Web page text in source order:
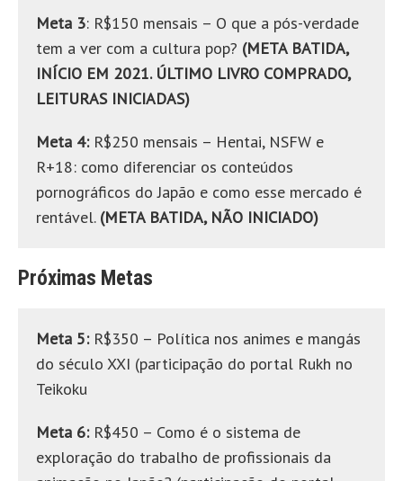
Meta 3: R$150 mensais – O que a pós-verdade
tem a ver com a cultura pop? (META BATIDA,
INÍCIO EM 2021. ÚLTIMO LIVRO COMPRADO,
LEITURAS INICIADAS)
Meta 4: R$250 mensais – Hentai, NSFW e
R+18: como diferenciar os conteúdos
pornográficos do Japão e como esse mercado é
rentável. (META BATIDA, NÃO INICIADO)
Próximas Metas
Meta 5:R$350 – Política nos animes e mangás
do século XXI (participação do portal Rukh no
Teikoku
Meta 6:R$450 – Como é o sistema de
exploração do trabalho de profissionais da